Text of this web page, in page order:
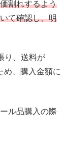
割れするよう
て確認し、明
り、送料が
め、購入金額に
ル品購入の際